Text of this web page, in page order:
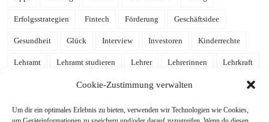
Cookie-Zustimmung verwalten
Um dir ein optimales Erlebnis zu bieten, verwenden wir Technologien wie Cookies,
Erfolgsstrategien Fintech Förderung Geschäftsidee
Gesundheit Glück Interview Investoren Kinderrechte
Lehramt Lehramt studieren Lehrer Lehrerinnen Lehrkraft
Mathe Mathematik mehr Zeit
Notion Template Produktivität Referendariat Schulalltag